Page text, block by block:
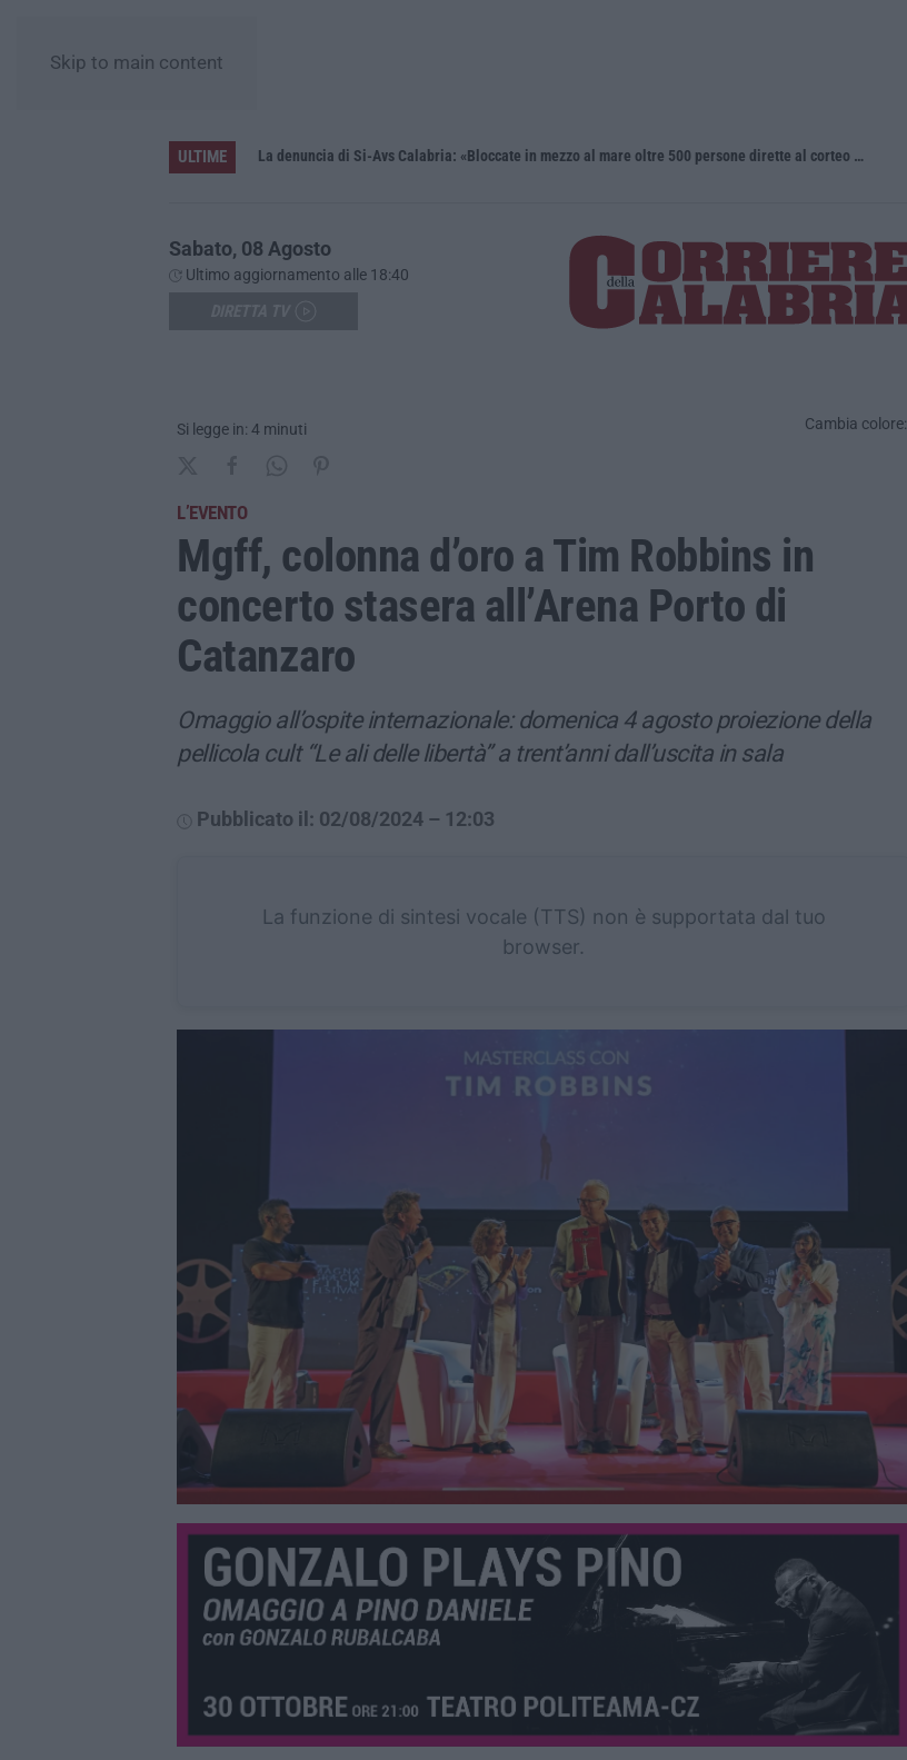
Skip to main content
ULTIME La denuncia di Si-Avs Calabria: «Bloccate in mezzo al mare oltre 500 persone dirette al corteo No Ponte»
Sabato, 08 Agosto
Ultimo aggiornamento alle 18:40
Si legge in: 4 minuti Cambia colore:
L’EVENTO
Mgff, colonna d’oro a Tim Robbins in
concerto stasera all’Arena Porto di
Catanzaro
Omaggio all’ospite internazionale: domenica 4 agosto proiezione della
pellicola cult “Le ali delle libertà” a trent’anni dall’uscita in sala
Pubblicato il: 02/08/2024 – 12:03
La funzione di sintesi vocale (TTS) non è supportata dal tuo
browser.